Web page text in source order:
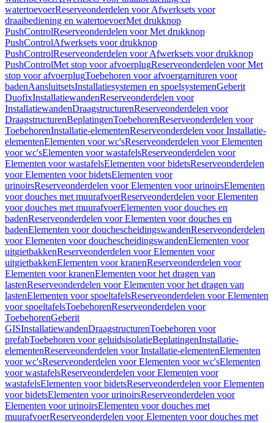
watertoevoerReserveonderdelen voor Afwerksets voor
draaibediening en watertoevoerMet drukknop
PushControlReserveonderdelen voor Met drukknop
PushControlAfwerksets voor drukknop
PushControlReserveonderdelen voor Afwerksets voor drukknop
PushControlMet stop voor afvoerplugReserveonderdelen voor Met
stop voor afvoerplugToebehoren voor afvoergarnituren voor
badenAansluitsetsInstallatiesystemen en spoelsystemenGeberit
DuofixInstallatiewandenReserveonderdelen voor
InstallatiewandenDraagstructurenReserveonderdelen voor
DraagstructurenBeplatingenToebehorenReserveonderdelen voor
ToebehorenInstallatie-elementenReserveonderdelen voor Installatie-
elementenElementen voor wc'sReserveonderdelen voor Elementen
voor wc'sElementen voor wastafelsReserveonderdelen voor
Elementen voor wastafelsElementen voor bidetsReserveonderdelen
voor Elementen voor bidetsElementen voor
urinoirsReserveonderdelen voor Elementen voor urinoirsElementen
voor douches met muurafvoerReserveonderdelen voor Elementen
voor douches met muurafvoerElementen voor douches en
badenReserveonderdelen voor Elementen voor douches en
badenElementen voor douchescheidingswandenReserveonderdelen
voor Elementen voor douchescheidingswandenElementen voor
uitgietbakkenReserveonderdelen voor Elementen voor
uitgietbakkenElementen voor kranenReserveonderdelen voor
Elementen voor kranenElementen voor het dragen van
lastenReserveonderdelen voor Elementen voor het dragen van
lastenElementen voor spoeltafelsReserveonderdelen voor Elementen
voor spoeltafelsToebehorenReserveonderdelen voor
ToebehorenGeberit
GISInstallatiewandenDraagstructurenToebehoren voor
prefabToebehoren voor geluidsisolatieBeplatingenInstallatie-
elementenReserveonderdelen voor Installatie-elementenElementen
voor wc'sReserveonderdelen voor Elementen voor wc'sElementen
voor wastafelsReserveonderdelen voor Elementen voor
wastafelsElementen voor bidetsReserveonderdelen voor Elementen
voor bidetsElementen voor urinoirsReserveonderdelen voor
Elementen voor urinoirsElementen voor douches met
muurafvoerReserveonderdelen voor Elementen voor douches met